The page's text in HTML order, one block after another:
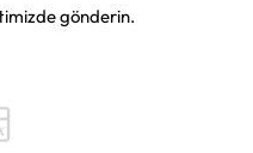
gönderin.